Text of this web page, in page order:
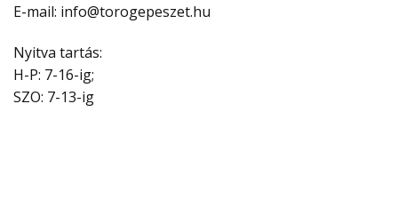
E-mail: info@torogepeszet.hu
Nyitva tartás:
H-P: 7-16-ig;
SZO: 7-13-ig